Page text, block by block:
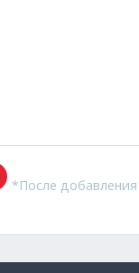
*После